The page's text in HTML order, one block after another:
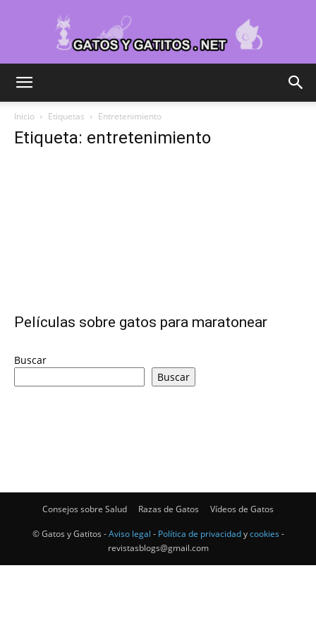
Inicio Etiquetas Entretenimiento
Etiqueta: entretenimiento
Películas sobre gatos para maratonear
Buscar
Buscar
Consejos sobre Salud Razas de Gatos Vídeos de Gatos
© Gatos y Gatitos -Aviso legal - Política de privacidadycookies -
revistasblogs@gmail.com